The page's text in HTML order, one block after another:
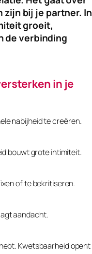
zijn bij je partner. In
groeit,
de verbinding
in je
nabijheid te creëren.
bouwt grote intimiteit.
of te bekritiseren.
aandacht.
Kwetsbaarheid opent